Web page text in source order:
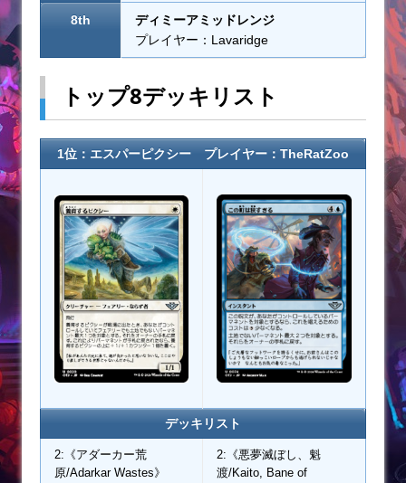
8th
ディミーアミッドレンジ
プレイヤー：Lavaridge
トップ8デッキリスト
1位：エスパーピクシー プレイヤー：TheRatZoo
デッキリスト
2:《アダーカー荒
原/Adarkar Wastes》
2:《悪夢滅ぼし、魁
渡/Kaito, Bane of